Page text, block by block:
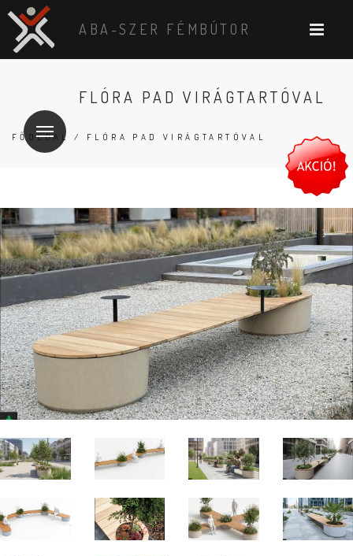
ABA-SZER FÉMBÚTOR
FLÓRA PAD VIRÁGTARTÓVAL
FŐOLDAL / FLÓRA PAD VIRÁGTARTÓVAL